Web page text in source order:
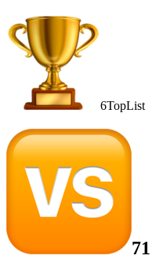
6TopList